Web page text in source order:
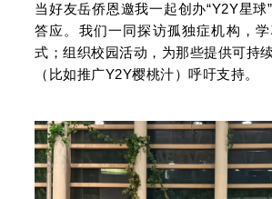
当好友岳侨恩邀我一起创办“Y2Y星球
答应。我们一同探访孤独症机构，
式；组织校园活动，为那些提供可持
（比如推广Y2Y樱桃汁）呼吁支持。